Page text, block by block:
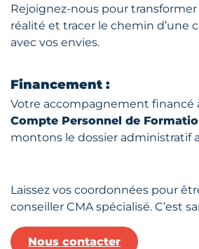
Rejoignez-nous pour
réalité et tracer le chemin d’une
avec vos envies.
Financement :
Votre accompagnement financé
Compte Personnel de
montons le dossier administratif
Laissez vos coordonnées pour
conseiller CMA spécialisé. C’est
Nous contacter